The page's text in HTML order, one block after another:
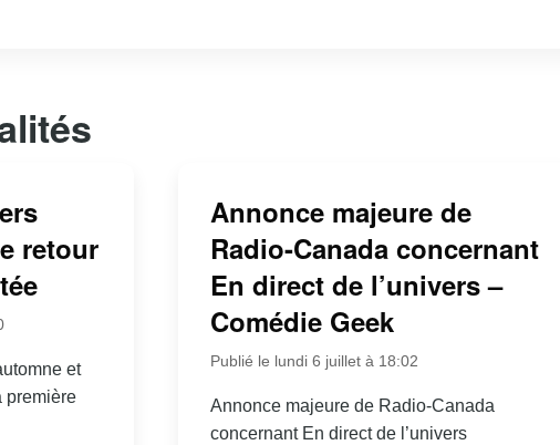
retour
et
première
Annonce majeure de
Radio-Canada concernant
En direct de l’univers –
Comédie Geek
Publié le lundi 6 juillet à 18:02
Annonce majeure de Radio-Canada
concernant En direct de l’univers